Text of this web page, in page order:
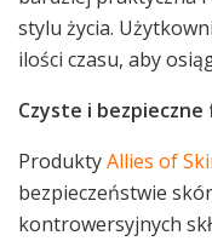
stylu życia.
ilości czasu, aby
Czyste i bezpieczne
ProduktyAllies of
bezpieczeństwie
kontrowersyjnych